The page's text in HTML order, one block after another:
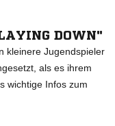
DOWN"
kleinere Jugendspieler
als es ihrem
wichtige Infos zum